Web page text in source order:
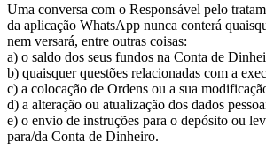
Uma conversa com o Responsável pelo
da aplicação WhatsApp nunca conterá
nem versará, entre outras coisas:
a) o saldo dos seus fundos na Conta de
b) quaisquer questões relacionadas com a
c) a colocação de Ordens ou a sua
d) a alteração ou atualização dos dados
e) o envio de instruções para o depósito ou
para/da Conta de Dinheiro.